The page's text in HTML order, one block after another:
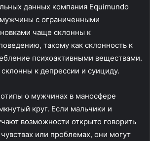
данных компания Equimundo
с ограниченными
чаще склонны к
такому как склонность к
психоактивными веществами.
к депрессии и суициду.
о мужчинах в маносфере
круг. Если мальчики и
возможности открыто говорить
или проблемах, они могут